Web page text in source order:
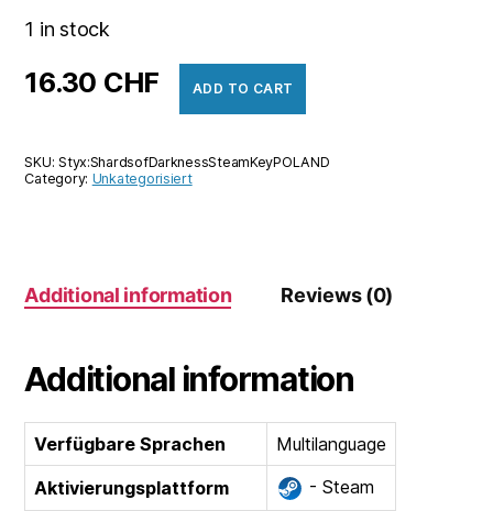
1 in stock
16.30 CHF ADD TO CART
SKU:Styx:ShardsofDarknessSteamKeyPOLAND
Category: Unkategorisiert
Additional information Reviews (0)
Additional information
Verfügbare Sprachen
Multilanguage
Aktivierungsplattform
- Steam